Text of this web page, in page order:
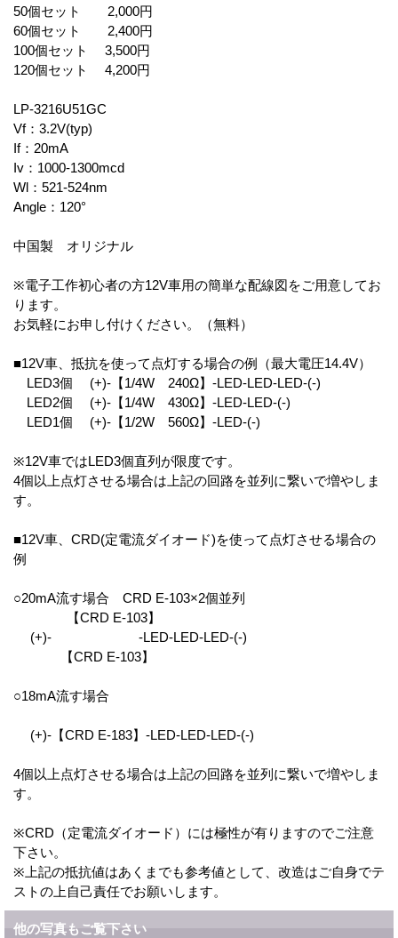
50個セット 2,000円
60個セット 2,400円
100個セット 3,500円
120個セット 4,200円
LP-3216U51GC
Vf：3.2V(typ)
If：20mA
Iv：1000-1300mcd
Wl：521-524nm
Angle：120°
中国製 オリジナル
※電子工作初心者の方12V車用の簡単な配線図をご用意してお
ります。
お気軽にお申し付けください。（無料）
■12V車、抵抗を使って点灯する場合の例（最大電圧14.4V）
LED3個 (+)-【1/4W 240Ω】-LED-LED-LED-(-)
LED2個 (+)-【1/4W 430Ω】-LED-LED-(-)
LED1個 (+)-【1/2W 560Ω】-LED-(-)
※12V車ではLED3個直列が限度です。
4個以上点灯させる場合は上記の回路を並列に繋いで増やしま
す。
■12V車、CRD(定電流ダイオード)を使って点灯させる場合の
例
○20mA流す場合 CRD E-103×2個並列
【CRD E-103】
(+)- -LED-LED-LED-(-)
【CRD E-103】
○18mA流す場合
(+)-【CRD E-183】-LED-LED-LED-(-)
4個以上点灯させる場合は上記の回路を並列に繋いで増やしま
す。
※CRD（定電流ダイオード）には極性が有りますのでご注意
下さい。
※上記の抵抗値はあくまでも参考値として、改造はご自身でテ
ストの上自己責任でお願いします。
他の写真もご覧下さい